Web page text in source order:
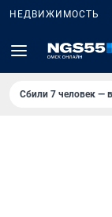
НЕДВИЖИМОСТЬ
Сбили 7 человек —